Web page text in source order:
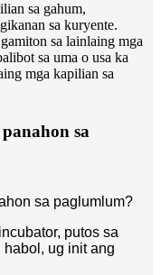
sa gahum,
sa kuryente.
sa lainlaing mga
sa uma o usa ka
mga kapilian sa
sa
sa paglumlum?
putos sa
ug init ang